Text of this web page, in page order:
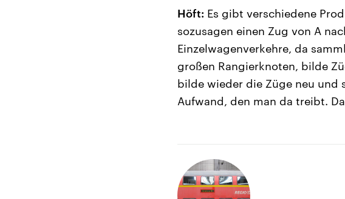
Höft: Es gibt verschiedene
sozusagen einen Zug von A
Einzelwagenverkehre, da
großen Rangierknoten, bilde
bilde wieder die Züge neu und
Aufwand, den man da treibt.